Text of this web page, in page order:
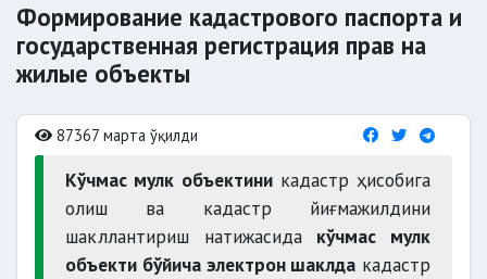
Формирование кадастрового паспорта и
государственная регистрация прав на
жилые объекты
87367 марта ўқилди
Кўчмас мулк объектиникадастр ҳисобига
олиш ва кадастр йиғмажилдини
шакллантириш натижасида кўчмас мулк
объекти бўйича электрон шаклда кадастр